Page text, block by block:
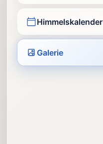
Himmelskalender
Galerie